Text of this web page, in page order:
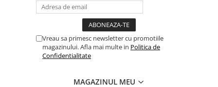
Vreau sa primesc newsletter cu promotiile
magazinului. Afla mai multe in Politica de
Confidentialitate
MAGAZINUL MEU